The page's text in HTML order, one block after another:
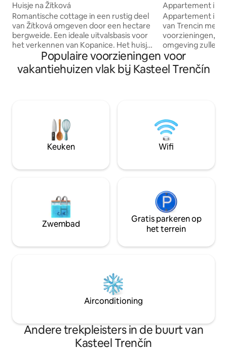
Huisje na Žítková
Romantische cottage in een rustig deel
van Žítková omgeven door een hectare
bergweide. Een ideale uitvalsbasis voor
het verkennen van Kopanice. Het huisje
is ingericht in een rustieke stijl. Binnen
vind je een ruime woonkamer met open
haard, een grote tafel en een
huisje wordt verwarmd door nieuwe
kachels, er is elektriciteit en warm water.
Het terras is perfect om voor het huis te
barbecueën.
Appartement in
stad Trenčín
Appartement in
van Trencin met
voorzieningen,
omgeving zullen
Het appartement
slaapkamers
een woonkamer,
- € 0,50/uur, €
het
bereiken door in
Populaire voorzieningen voor
vakantiehuizen vlak bij Kasteel Trenčín
Keuken Wifi
Zwembad
Gratis parkeren op
het terrein
Airconditioning
Andere trekpleisters in de buurt van
Kasteel Trenčín